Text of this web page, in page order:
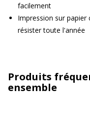
facilement
Impression sur
résister toute l'année
Produits
ensemble